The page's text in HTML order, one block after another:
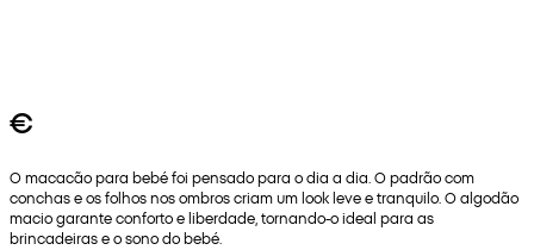
€
O macacão para bebé foi pensado para o dia a dia. O padrão com
conchas e os folhos nos ombros criam um look leve e tranquilo. O algodão
macio garante conforto e liberdade, tornando-o ideal para as
brincadeiras e o sono do bebé.